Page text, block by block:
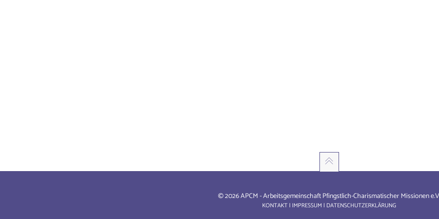
© 2026 APCM - Arbeitsgemeinschaft Pfingstlich-Charismatischer Missionen
KONTAKT | IMPRESSUM | DATENSCHUTZERKLÄRUNG